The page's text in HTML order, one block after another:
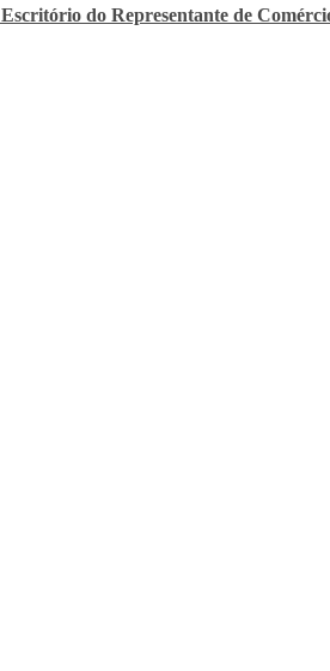
Escritório do Representante de